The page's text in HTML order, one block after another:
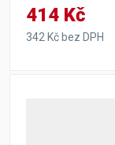
414 Kč
342 Kč bez DPH